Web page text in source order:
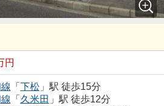
円
「 下松」駅 徒歩15分
「 久米田 」駅 徒歩12分